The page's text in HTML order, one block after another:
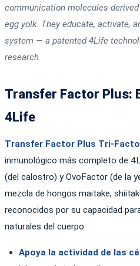
communication molecules
egg yolk. They educate, activate,
system — a patented 4Life
research.
Transfer Factor Plus:
4Life
Transfer Factor Plus Tri-
inmunológico más completo de
(del calostro) y OvoFactor (de la
mezcla de hongos maitake,
reconocidos por su capacidad
naturales del cuerpo.
Apoya la actividad de las